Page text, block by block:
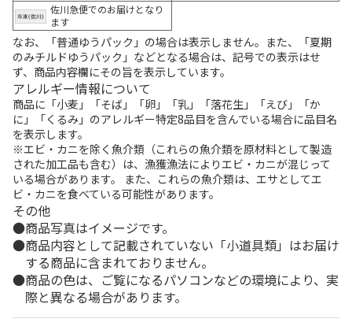
佐川急便でのお届けとなり
ます
なお、「普通ゆうパック」の場合は表示しません。また、「夏期
のみチルドゆうパック」などとなる場合は、記号での表示はせ
ず、商品内容欄にその旨を表示しています。
アレルギー情報について
商品に「小麦」「そば」「卵」「乳」「落花生」「えび」「か
に」「くるみ」のアレルギー特定8品目を含んでいる場合に品目名
を表示します。
※エビ・カニを除く魚介類（これらの魚介類を原材料として製造
された加工品も含む）は、漁獲漁法によりエビ・カニが混じって
いる場合があります。 また、これらの魚介類は、エサとしてエ
ビ・カニを食べている可能性があります。
その他
商品写真はイメージです。
商品内容として記載されていない「小道具類」はお届け
する商品に含まれておりません。
商品の色は、ご覧になるパソコンなどの環境により、実
際と異なる場合があります。